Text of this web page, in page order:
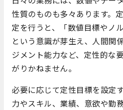
性質のものも多々あります。
定を行うと、「数値目標やノ
という意識が芽生え、人間関
ジメント能力など、定性的な
がりかねません。
必要に応じて定性目標を設定
力やスキル、業績、意欲や勤